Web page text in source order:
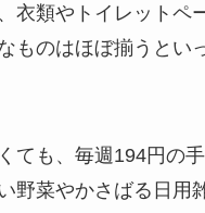
衣類やトイレットペ
ものはほぼ揃うとい
ても、毎週194円の
野菜やかさばる日用